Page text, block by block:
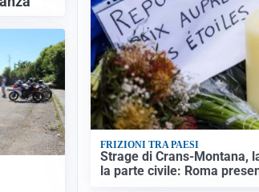
FRIZIONI TRA PAESI
Strage di Crans-Montana,
la parte civile: Roma